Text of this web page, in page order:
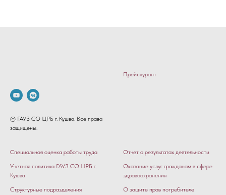
© ГАУЗ СО ЦРБ г. Кушва. Все права
защищены.
Прейскурант
Специальная оценка работы труда
Учетная политика ГАУЗ СО ЦРБ г.
Кушва
Структурные подразделения
Отчет о результатах деятельности
Оказание услуг гражданам в сфере
здравоохранения
О защите прав потребителе